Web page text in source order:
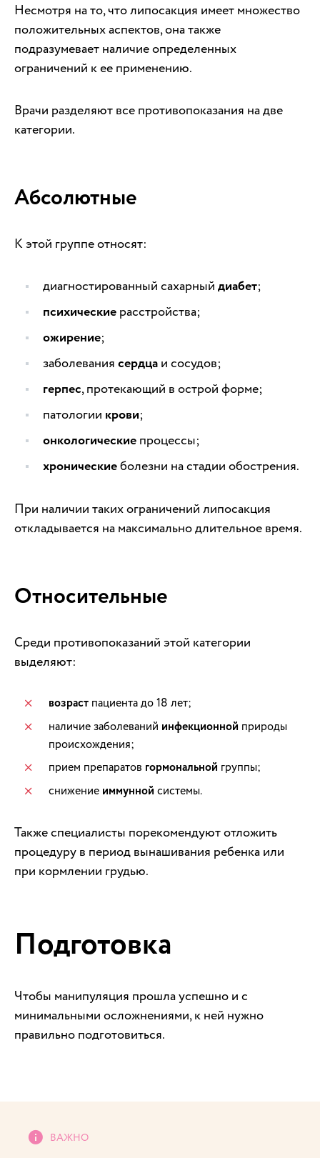
Несмотря на то, что липосакция имеет множество
положительных аспектов, она также
подразумевает наличие определенных
ограничений к ее применению.
Врачи разделяют все противопоказания на две
категории.
Абсолютные
К этой группе относят:
диагностированный сахарный диабет;
психические расстройства;
ожирение;
заболевания сердца и сосудов;
герпес, протекающий в острой форме;
патологии крови;
онкологические процессы;
хроническиеболезни на стадии обострения.
При наличии таких ограничений липосакция
откладывается на максимально длительное время.
Относительные
Среди противопоказаний этой категории
выделяют:
возраст пациента до 18 лет;
наличие заболеваний инфекционной природы
происхождения;
прием препаратов гормональной группы;
снижение иммунной системы.
Также специалисты порекомендуют отложить
процедуру в период вынашивания ребенка или
при кормлении грудью.
Подготовка
Чтобы манипуляция прошла успешно и с
минимальными осложнениями, к ней нужно
правильно подготовиться.